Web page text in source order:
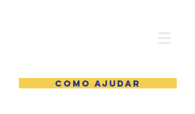
COMO AJUDAR